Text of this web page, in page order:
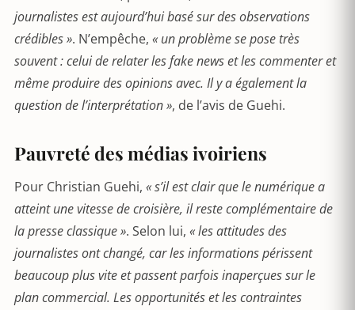
journalistes est aujourd’hui basé sur des observations
crédibles ». N’empêche, « un problème se pose très
souvent : celui de relater les fake news et les commenter et
même produire des opinions avec. Il y a également la
question de l’interprétation », de l’avis de Guehi.
Pauvreté des médias ivoiriens
Pour Christian Guehi, « s’il est clair que le numérique a
atteint une vitesse de croisière, il reste complémentaire de
la presse classique ». Selon lui, « les attitudes des
journalistes ont changé, car les informations périssent
beaucoup plus vite et passent parfois inaperçues sur le
plan commercial. Les opportunités et les contraintes